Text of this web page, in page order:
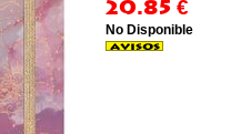
20.85 €
No Disponible